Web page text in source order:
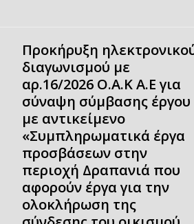
Προκήρυξη
διαγωνισμού με
αρ.16/2026 Ο.Α.Κ Α.Ε για
σύναψη σύμβασης έργου
με αντικείμενο
«Συμπληρωματικά έργα
προσβάσεων στην
περιοχή Δραπανιά που
αφορούν έργα για την
ολοκλήρωση της